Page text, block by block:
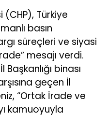
Türkiye
basın
süreçleri ve siyasi
mesajı verdi.
binası
geçen İl
“Ortak İrade ve
kamuoyuyla